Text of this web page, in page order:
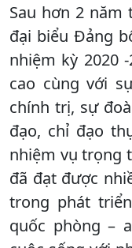
Sau hơn 2
đại biểu Đảng
nhiệm kỳ 2020
cao cùng với
chính trị, sự
đạo, chỉ đạo
nhiệm vụ trọng
đã đạt được
trong phát
quốc phòng –